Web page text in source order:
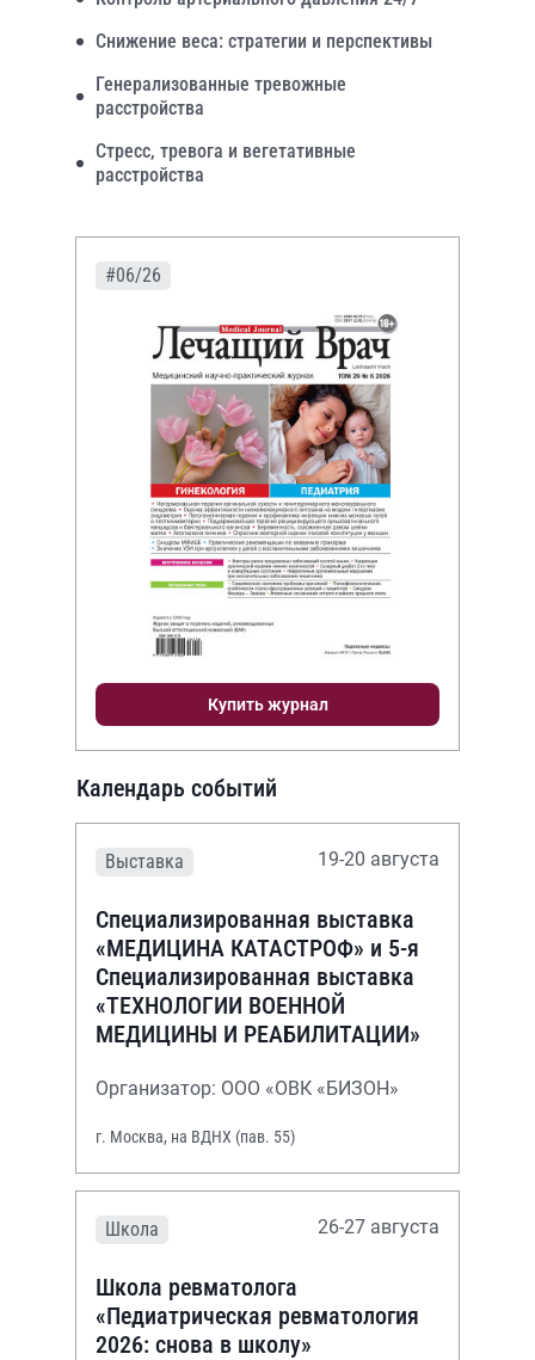
Снижение веса: стратегии и перспективы
Генерализованные тревожные
расстройства
Стресс, тревога и вегетативные
расстройства
#06/26
Купить журнал
Календарь событий
Выставка 19-20 августа
Специализированная выставка
«МЕДИЦИНА КАТАСТРОФ» и 5-я
Специализированная выставка
«ТЕХНОЛОГИИ ВОЕННОЙ
МЕДИЦИНЫ И РЕАБИЛИТАЦИИ»
Организатор: ООО «ОВК «БИЗОН»
г. Москва, на ВДНХ (пав. 55)
Школа 26-27 августа
Школа ревматолога
«Педиатрическая ревматология
2026: снова в школу»